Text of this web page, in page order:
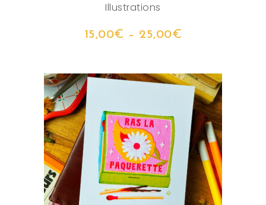
Illustrations
15,00€ – 25,00€
CHOIX DES OPTIONS